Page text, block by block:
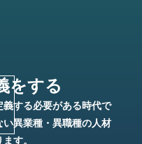
をする
する必要がある時代で
異業種・異職種の人材
す。